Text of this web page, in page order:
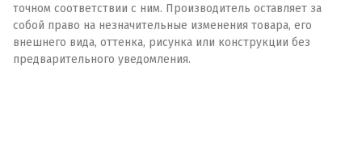
точном соответствии с ним. Производитель оставляет за
собой право на незначительные изменения товара, его
внешнего вида, оттенка, рисунка или конструкции без
предварительного уведомления.